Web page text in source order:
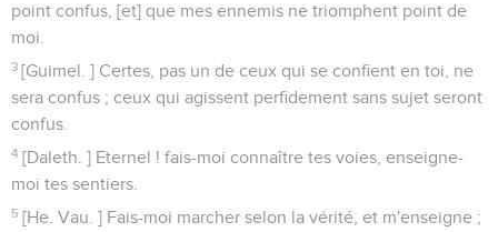
point confus, [et] que mes ennemis ne triomphent point de
moi.
3 [Guimel. ] Certes, pas un de ceux qui se confient en toi, ne
sera confus ; ceux qui agissent perfidement sans sujet seront
confus.
4 [Daleth. ] Eternel ! fais-moi connaître tes voies, enseigne-
moi tes sentiers.
5 [He. Vau. ] Fais-moi marcher selon la vérité, et m'enseigne ;